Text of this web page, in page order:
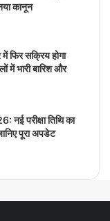
कानून
फिर सक्रिय होगा
में भारी बारिश और
परीक्षा तिथि का
पूरा अपडेट